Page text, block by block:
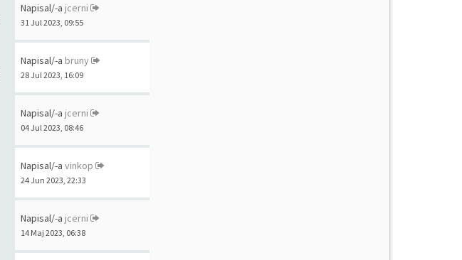
Napisal/-a jcerni
31 Jul 2023, 09:55
Napisal/-a bruny
28 Jul 2023, 16:09
Napisal/-a jcerni
04 Jul 2023, 08:46
Napisal/-a vinkop
24 Jun 2023, 22:33
Napisal/-a jcerni
14 Maj 2023, 06:38